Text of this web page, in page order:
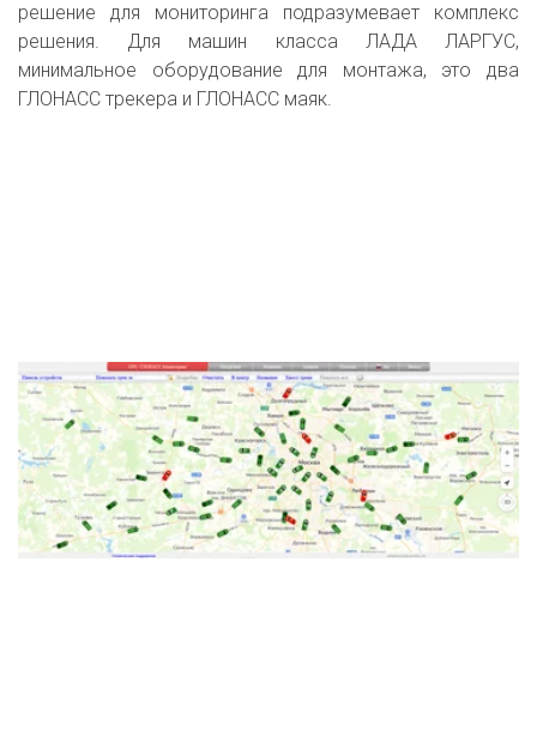
решение для мониторинга подразумевает комплекс
решения. Для машин класса ЛАДА ЛАРГУС,
минимальное оборудование для монтажа, это два
ГЛОНАСС трекера и ГЛОНАСС маяк.